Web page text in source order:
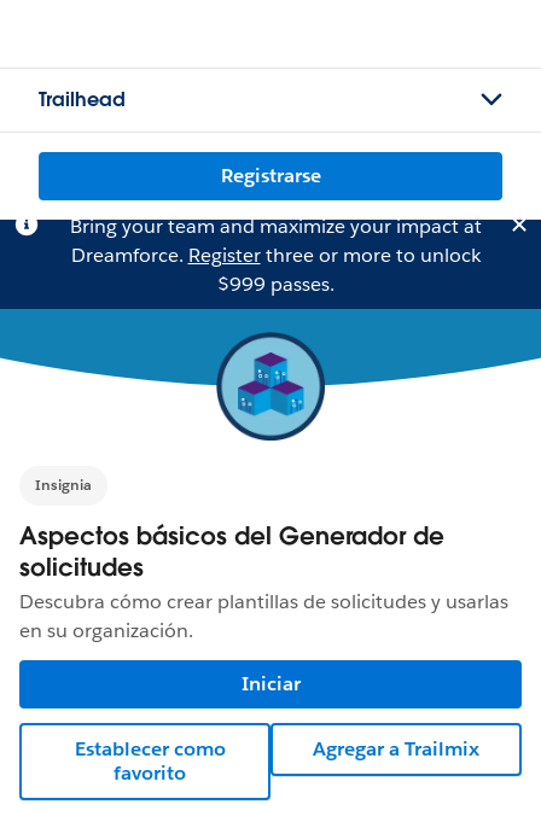
Trailhead
Registrarse
Bring your team and maximize your impact at
Dreamforce. Registerthree or more to unlock
$999 passes.
Insignia
Aspectos básicos del Generador de
solicitudes
Descubra cómo crear plantillas de solicitudes y usarlas
en su organización.
Iniciar
Establecer como
favorito
Agregar a Trailmix